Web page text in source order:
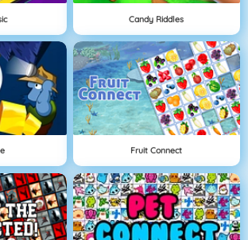
Candy Riddles
Fruit Connect